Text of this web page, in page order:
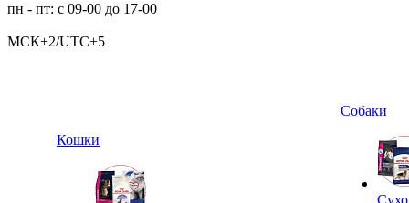
пн - пт: с 09-00 до 17-00
МСК+2/UTC+5
Кошки
Собаки